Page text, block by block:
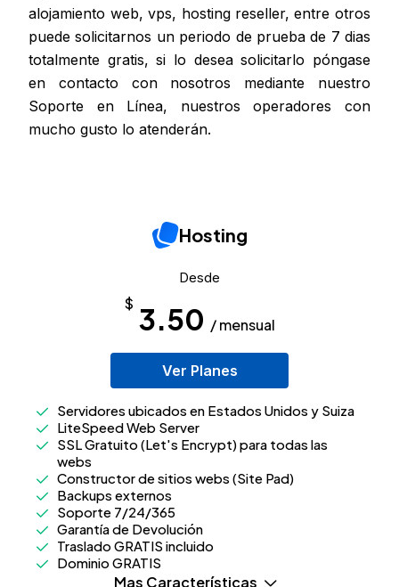
alojamiento web, vps, hosting reseller, entre otros
puede solicitarnos un periodo de prueba de 7 dias
totalmente gratis, si lo desea solicitarlo póngase
en contacto con nosotros mediante nuestro
Soporte en Línea, nuestros operadores con
mucho gusto lo atenderán.
Hosting
Desde
$ 3.50 / mensual
Ver Planes
Servidores ubicados en Estados Unidos y Suiza
LiteSpeed Web Server
SSL Gratuito (Let's Encrypt) para todas las
webs
Constructor de sitios webs (Site Pad)
Backups externos
Soporte 7/24/365
Garantía de Devolución
Traslado GRATIS incluido
Dominio GRATIS
Mas Características